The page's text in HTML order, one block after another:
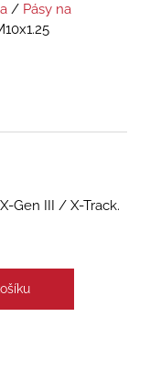
/ Pásy na
Gen III / X-Track.